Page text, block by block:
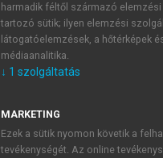
harmadik féltől származó
tartozó sütik; ilyen elemzési
látogatóelemzések, a hőtérképek
médiaanalitika.
↓ 1 szolgáltatás
MARKETING
Ezek a sütik nyomon követik a
tevékenységét. Az online